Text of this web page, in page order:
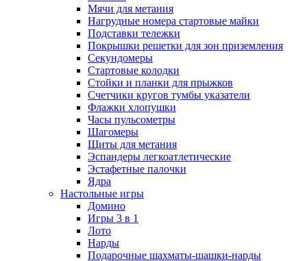
Мячи для метания
Нагрудные номера стартовые майки
Подставки тележки
Покрышки решетки для зон приземления
Секундомеры
Стартовые колодки
Стойки и планки для прыжков
Счетчики кругов тумбы указатели
Флажки хлопушки
Часы пульсометры
Шагомеры
Щиты для метания
Эспандеры легкоатлетические
Эстафетные палочки
Ядра
Настольные игры
Домино
Игры 3 в 1
Лото
Нарды
Подарочные шахматы-шашки-нарды